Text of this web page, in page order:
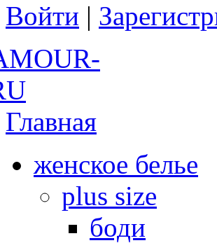
Войти |
Главная
женское белье
plus size
боди